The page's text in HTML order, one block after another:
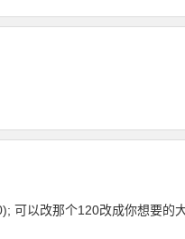
可以改那个120改成你想要的